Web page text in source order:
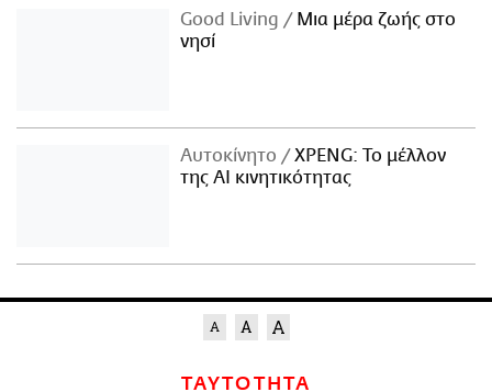
Good Living
Μια μέρα ζωής στο
νησί
Αυτοκίνητο
XPENG: Το μέλλον
της AI κινητικότητας
ΤΑΥΤΟΤΗΤΑ